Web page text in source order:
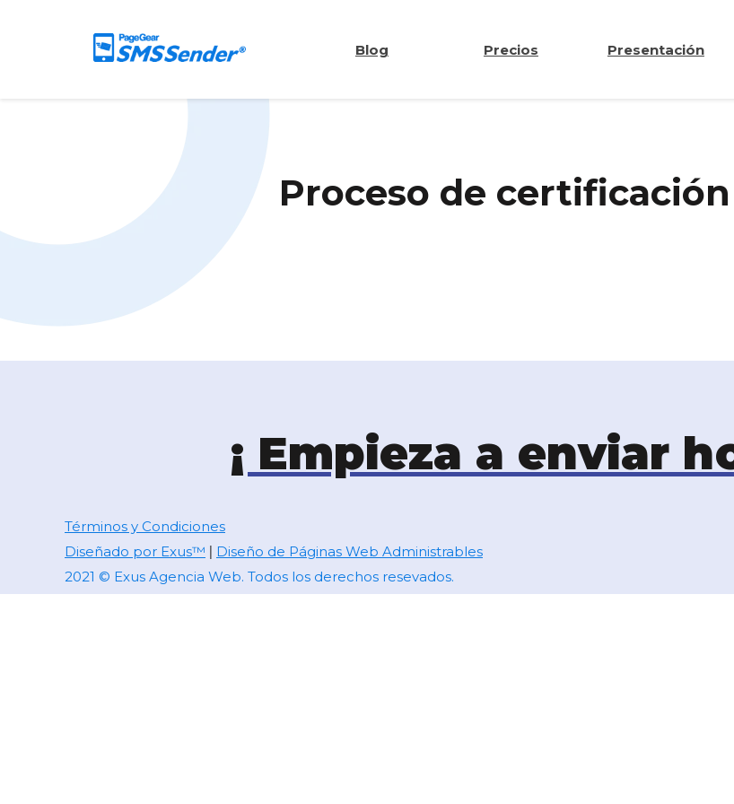
Blog Precios Presentación
Proceso de
¡ Empieza a enviar
Términos y Condiciones
Diseñado por Exus™
Diseño de Páginas Web Administrables
2021 © Exus Agencia Web. Todos los derechos resevados.